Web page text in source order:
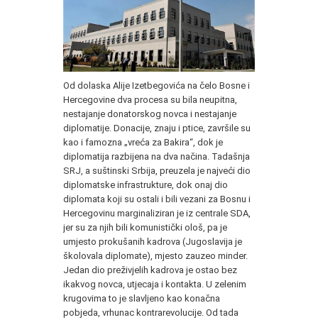
Od dolaska Alije Izetbegovića na čelo Bosne i
Hercegovine dva procesa su bila neupitna,
nestajanje donatorskog novca i nestajanje
diplomatije. Donacije, znaju i ptice, završile su
kao i famozna „vreća za Bakira“, dok je
diplomatija razbijena na dva načina. Tadašnja
SRJ, a suštinski Srbija, preuzela je najveći dio
diplomatske infrastrukture, dok onaj dio
diplomata koji su ostali i bili vezani za Bosnu i
Hercegovinu marginaliziran je iz centrale SDA,
jer su za njih bili komunistički ološ, pa je
umjesto prokušanih kadrova (Jugoslavija je
školovala diplomate), mjesto zauzeo minder.
Jedan dio preživjelih kadrova je ostao bez
ikakvog novca, utjecaja i kontakta. U zelenim
krugovima to je slavljeno kao konačna
pobjeda, vrhunac kontrarevolucije. Od tada